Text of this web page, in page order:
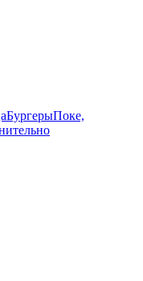
БургерыПоке,